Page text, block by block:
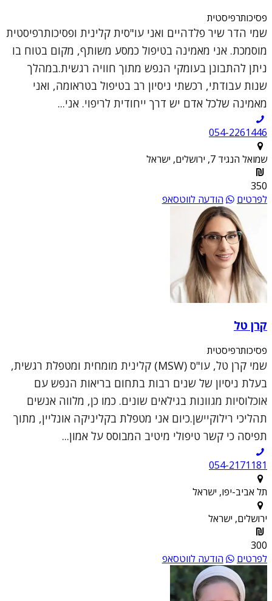
פסיכותרפיסטית
שמי הדר שיר פלדהיים ואני עו"סית קלינית ופסיכותרפיסטית
מוסמכת. אני מאמינה בטיפול כמסע משותף, מקום בטוח בו
ניתן להתבונן בעומקי הנפש מתוך חוויה רגשית.במהלך
שנות עבודתי, רכשתי ניסיון רב בטיפול בטראומה, ואני
מאמינה שלכל אדם יש דרך ייחודית לריפוי. אני...
054-2261446
שמואל הנגיד 7, ירושלים, ישראל
350
לפרטים
הודעה לווטסאפ
קרן טל
פסיכותרפיסטית
שמי קרן טל, עו"ס (MSW) קלינית מומחית ומטפלת רגשית,
בעלת ניסיון של שנים רבות בתחום בריאות הנפש עם
אוכלוסיות מגוונות בגילאים שונים. כמו כן, מלווה אנשים
תהליכי רילוקיישן.כיום אני מטפלת בקליניקה אונליין, מתוך
תפיסה כי קשר טיפולי מיטיב המבוסס על אמון...
054-2171181
תל אביב-יפו, ישראל
ירושלים, ישראל
300
לפרטים
הודעה לווטסאפ